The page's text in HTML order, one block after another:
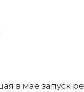
в мае запуск